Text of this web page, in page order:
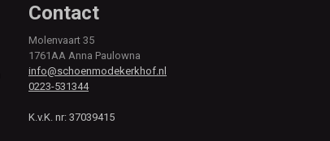
Contact
Molenvaart 35
1761AA Anna Paulowna
info@schoenmodekerkhof.nl
0223-531344
K.v.K. nr: 37039415